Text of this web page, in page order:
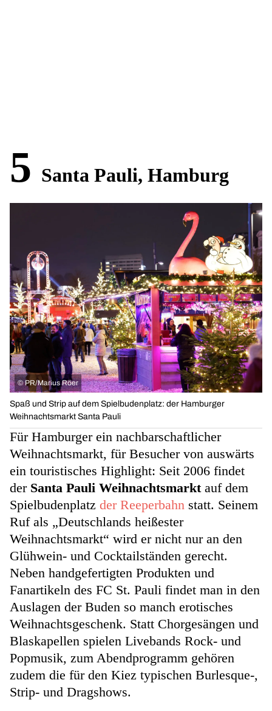
5 Santa Pauli, Hamburg
© PR/Marius Röer
Spaß und Strip auf dem Spielbudenplatz: der Hamburger
Weihnachtsmarkt Santa Pauli
Für Hamburger ein nachbarschaftlicher
Weihnachtsmarkt, für Besucher von auswärts
ein touristisches Highlight: Seit 2006 findet
der Santa Pauli Weihnachtsmarktauf dem
Spielbudenplatz der Reeperbahn statt. Seinem
Ruf als „Deutschlands heißester
Weihnachtsmarkt“ wird er nicht nur an den
Glühwein- und Cocktailständen gerecht.
Neben handgefertigten Produkten und
Fanartikeln des FC St. Pauli findet man in den
Auslagen der Buden so manch erotisches
Weihnachtsgeschenk. Statt Chorgesängen und
Blaskapellen spielen Livebands Rock- und
Popmusik, zum Abendprogramm gehören
zudem die für den Kiez typischen Burlesque-,
Strip- und Dragshows.